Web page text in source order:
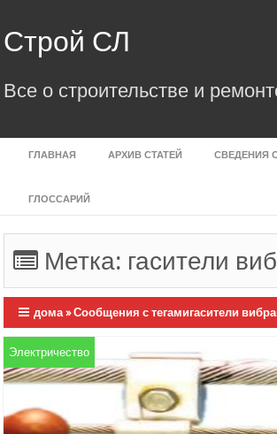
to
content
Строй СЛ
Все о строительстве и
ГЛАВНАЯ АРХИВ СТАТЕЙ СВЕДЕНИЯ
ГЛОССАРИЙ
Метка: гасители
дома»Сообщения с тегамигасители
Электричество